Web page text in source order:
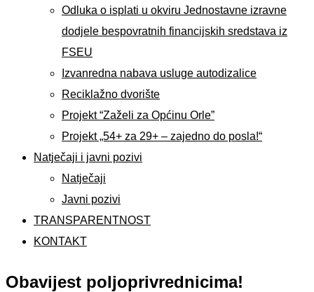
Odluka o isplati u okviru Jednostavne izravne
dodjele bespovratnih financijskih sredstava iz
FSEU
Izvanredna nabava usluge autodizalice
Reciklažno dvorište
Projekt “Zaželi za Općinu Orle”
Projekt „54+ za 29+ – zajedno do posla!“
Natječaji i javni pozivi
Natječaji
Javni pozivi
TRANSPARENTNOST
KONTAKT
Obavijest poljoprivrednicima!